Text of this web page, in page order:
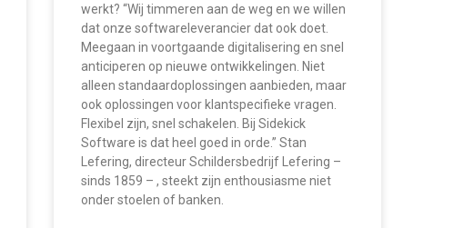
werkt? “Wij timmeren aan de weg en we willen
dat onze softwareleverancier dat ook doet.
Meegaan in voortgaande digitalisering en snel
anticiperen op nieuwe ontwikkelingen. Niet
alleen standaardoplossingen aanbieden, maar
ook oplossingen voor klantspecifieke vragen.
Flexibel zijn, snel schakelen. Bij Sidekick
Software is dat heel goed in orde.” Stan
Lefering, directeur Schildersbedrijf Lefering –
sinds 1859 – , steekt zijn enthousiasme niet
onder stoelen of banken.